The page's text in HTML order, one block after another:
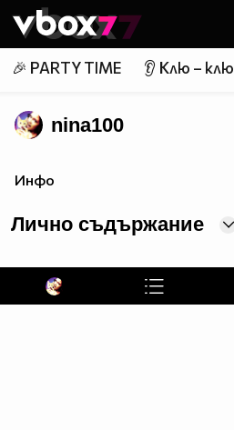
👾
🎉 PARTY TIME 👂 Клю – клю
nina100
Инфо
Лично съдържание